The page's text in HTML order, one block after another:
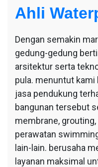
Ahli
Dengan semakin
gedung-gedung
arsitektur serta
pula. menuntut
jasa pendukung
bangunan tersebut
membrane,
perawatan
lain-lain. berusaha
layanan maksimal